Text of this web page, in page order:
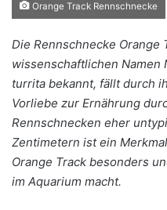
Orange Track Rennschnecke
Die Rennschnecke Orange
wissenschaftlichen
turrita bekannt, fällt durch
Vorliebe zur Ernährung
Rennschnecken eher
Zentimetern ist ein
Orange Track besonders
im Aquarium macht.